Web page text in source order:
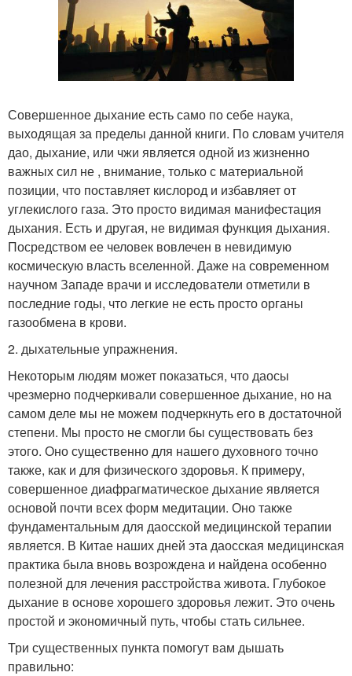
Совершенное дыхание есть само по себе наука,
выходящая за пределы данной книги. По словам учителя
дао, дыхание, или чжи является одной из жизненно
важных сил не , внимание, только с материальной
позиции, что поставляет кислород и избавляет от
углекислого газа. Это просто видимая манифестация
дыхания. Есть и другая, не видимая функция дыхания.
Посредством ее человек вовлечен в невидимую
космическую власть вселенной. Даже на современном
научном Западе врачи и исследователи отметили в
последние годы, что легкие не есть просто органы
газообмена в крови.
2. дыхательные упражнения.
Некоторым людям может показаться, что даосы
чрезмерно подчеркивали совершенное дыхание, но на
самом деле мы не можем подчеркнуть его в достаточной
степени. Мы просто не смогли бы существовать без
этого. Оно существенно для нашего духовного точно
также, как и для физического здоровья. К примеру,
совершенное диафрагматическое дыхание является
основой почти всех форм медитации. Оно также
фундаментальным для даосской медицинской терапии
является. В Китае наших дней эта даосская медицинская
практика была вновь возрождена и найдена особенно
полезной для лечения расстройства живота. Глубокое
дыхание в основе хорошего здоровья лежит. Это очень
простой и экономичный путь, чтобы стать сильнее.
Три существенных пункта помогут вам дышать
правильно: